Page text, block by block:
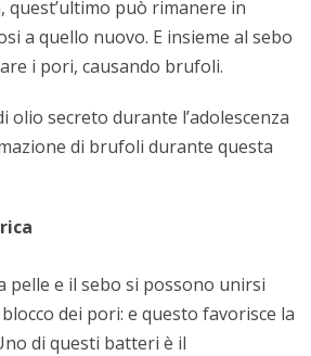
può rimanere in
a quello nuovo. E insieme al sebo
i pori, causando brufoli.
olio secreto durante l’adolescenza
di brufoli durante questa
pelle e il sebo si possono unirsi
dei pori: e questo favorisce la
di questi batteri è il